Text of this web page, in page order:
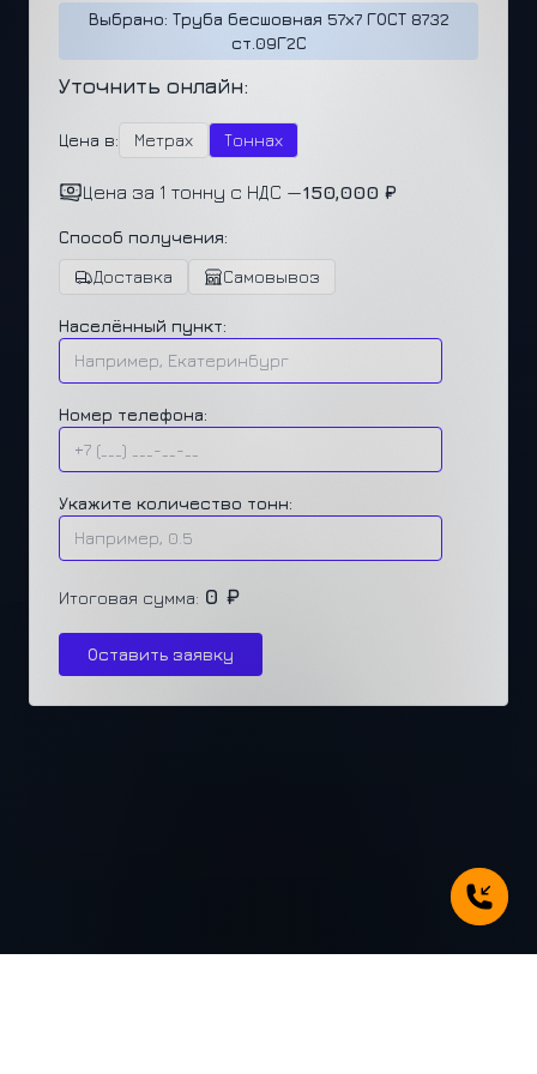
Выбрано: Труба бесшовная 57х7 ГОСТ 8732
ст.09Г2С
Уточнить онлайн:
Цена в: Метрах Тоннах
Цена за 1 тонну с НДС —150,000 ₽
Способ получения:
Доставка
Самовывоз
Населённый пункт:
Номер телефона:
Укажите количество тонн:
Итоговая сумма: 0 ₽
Оставить заявку